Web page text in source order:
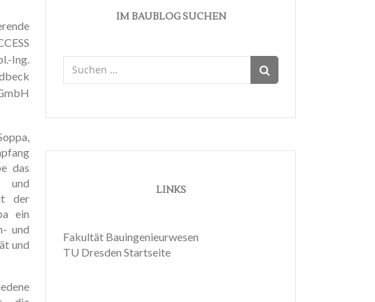
Ing.
das
und
der
ein
und
und
IM BAUBLOG SUCHEN
nach:
LINKS
Fakultät Bauingenieurwesen
TU Dresden Startseite